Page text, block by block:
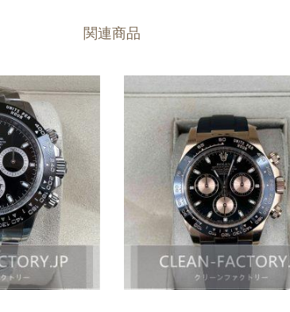
関連商品